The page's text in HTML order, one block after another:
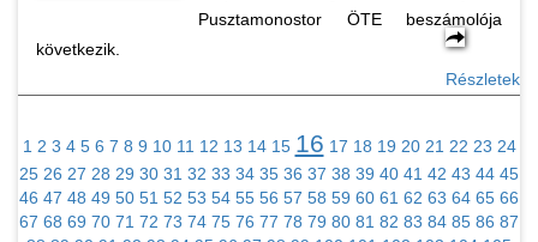
Pusztamonostor ÖTE beszámolója
következik.
Részletek
1 2 3 4 5 6 7 8 9 10 11 12 13 14 15 16 17 18 19 20 21 22 23 24
25 26 27 28 29 30 31 32 33 34 35 36 37 38 39 40 41 42 43 44 45
46 47 48 49 50 51 52 53 54 55 56 57 58 59 60 61 62 63 64 65 66
67 68 69 70 71 72 73 74 75 76 77 78 79 80 81 82 83 84 85 86 87